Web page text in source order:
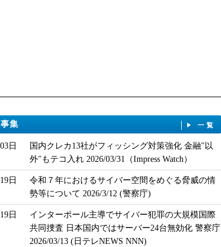
集 一覧
日
国内クレカ13社がフィッシング対策強化 金融"以
外"もテコ入れ 2026/03/31（Impress Watch）
日
令和７年におけるサイバー空間をめぐる脅威の情
勢等について 2026/3/12 (警察庁)
日
インターポール主導でサイバー犯罪の大規模国際
共同捜査 日本国内ではサーバー24台無効化 警察庁
2026/03/13 (日テレNEWS NNN)